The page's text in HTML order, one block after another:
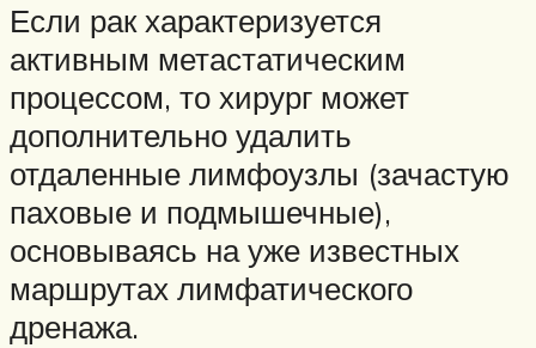
Если рак характеризуется
активным метастатическим
процессом, то хирург может
дополнительно удалить
отдаленные лимфоузлы (зачастую
паховые и подмышечные),
основываясь на уже известных
маршрутах лимфатического
дренажа.